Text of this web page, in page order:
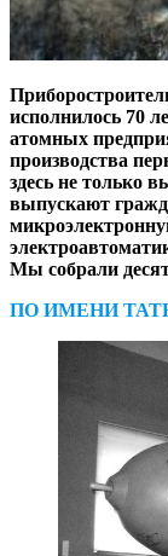
исполнилось 70
атомных
производства
здесь не только
выпускают
Мы собрали
ПО ИМЕНИ